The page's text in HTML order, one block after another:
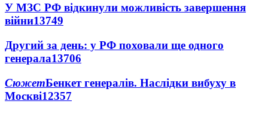
У МЗС РФ відкинули можливість завершення
війни13749
Другий за день: у РФ поховали ще одного
генерала13706
СюжетБенкет генералів. Наслідки вибуху в
Москві12357